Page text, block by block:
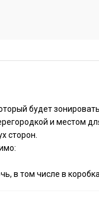
будет
и местом
сторон.
в том числе в